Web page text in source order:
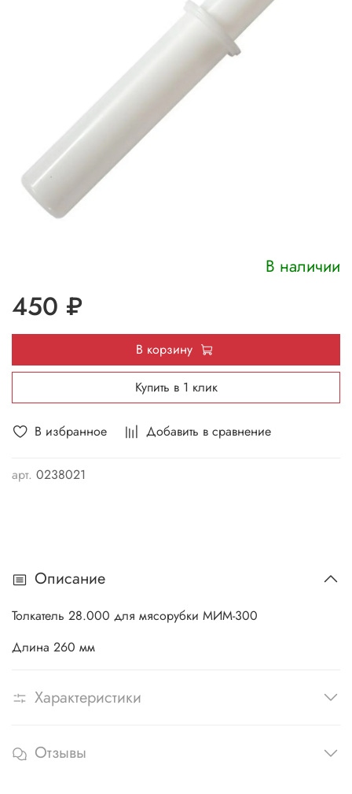
В избранное Добавить в сравнение
арт. 0238021
В наличии
450 ₽
В корзину
Купить в 1 клик
Описание
Толкатель 28.000 для мясорубки МИМ-300
Длина 260 мм
Характеристики
Отзывы